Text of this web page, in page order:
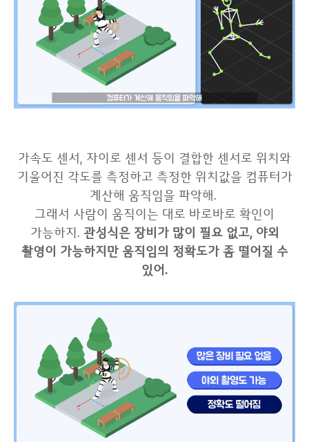
가속도 센서, 자이로 센서 등이 결합한 센서로 위치와
기울어진 각도를 측정하고 측정한 위치값을 컴퓨터가
계산해 움직임을 파악해.
그래서 사람이 움직이는 대로 바로바로 확인이
가능하지. 관성식은 장비가 많이 필요 없고, 야외
촬영이 가능하지만 움직임의 정확도가 좀 떨어질 수
있어.